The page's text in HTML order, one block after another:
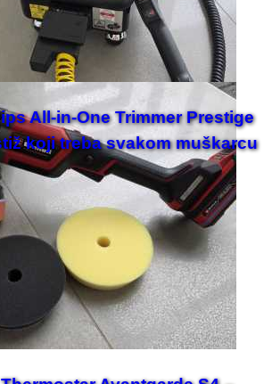
All-in-One Trimmer Prestige
koji treba svakom muškarcu